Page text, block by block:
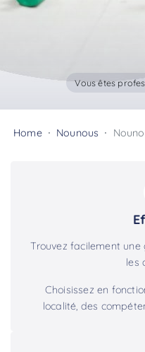
Vous êtes
Home Nounous
Trouvez facilement
les
Choisissez en
localité, des